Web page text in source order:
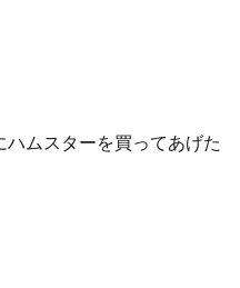
ムスターを買ってあげた